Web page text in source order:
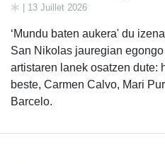
| 13 Juillet 2026
‘Mundu baten aukera' du
San Nikolas jauregian
artistaren lanek osatzen dute:
beste, Carmen Calvo, Mari
Barcelo.